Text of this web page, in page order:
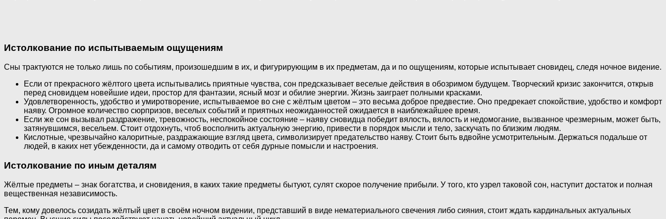
Истолкование по испытываемым ощущениям
Сны трактуются не только лишь по событиям, произошедшим в их, и фигурирующим в их предметам, да и по ощущениям, которые испытывает сновидец, следя ночное видение.
Если от прекрасного жёлтого цвета испытывались приятные чувства, сон предсказывает веселые действия в обозримом будущем. Творческий кризис закончится, открыв
перед сновидцем новейшие идеи, простор для фантазии, ясный мозг и обилие энергии. Жизнь заиграет полными красками.
Удовлетворенность, удобство и умиротворение, испытываемое во сне с жёлтым цветом – это весьма доброе предвестие. Оно предрекает спокойствие, удобство и комфорт
наяву. Огромное количество сюрпризов, веселых событий и приятных неожиданностей ожидается в наиблежайшее время.
Если же сон вызывал раздражение, тревожность, неспокойное состояние – наяву сновидца победит вялость, вялость и недомогание, вызванное чрезмерным, может быть,
затянувшимся, весельем. Стоит отдохнуть, чтоб восполнить актуальную энергию, привести в порядок мысли и тело, заскучать по близким людям.
Кислотные, чрезвычайно калоритные, раздражающие взгляд цвета, символизирует предательство наяву. Стоит быть вдвойне усмотрительным. Держаться подальше от
людей, в каких нет убежденности, да и самому отводить от себя дурные помысли и настроения.
Истолкование по иным деталям
Жёлтые предметы – знак богатства, и сновидения, в каких такие предметы бытуют, сулят скорое получение прибыли. У того, кто узрел таковой сон, наступит достаток и полная
вещественная независимость.
Тем, кому довелось созидать жёлтый цвет в своём ночном видении, представший в виде нематериального свечения либо сияния, стоит ждать кардинальных актуальных